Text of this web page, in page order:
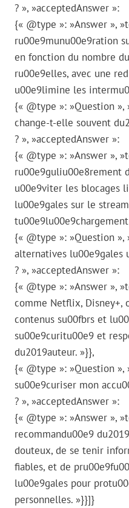
? », »acceptedAnswer »:
{« @type »: »Answer »,
ru00e9munu00e9ration
en fonction du nombre
ru00e9elles, avec une
u00e9limine les
{« @type »: »Question »,
change-t-elle souvent
? », »acceptedAnswer »:
{« @type »: »Answer »,
ru00e9guliu00e8rement
u00e9viter les blocages
lu00e9gales sur le
{« @type »: »Question
alternatives lu00e9gales
? », »acceptedAnswer »:
{« @type »: »Answer »,
comme Netflix, Disney+,
contenus su00fbrs et
su00e9curitu00e9 et
du2019auteur. »}},
{« @type »: »Question »,
su00e9curiser mon
? », »acceptedAnswer »:
{« @type »: »Answer »,
recommandu00e9
douteux, de se tenir
fiables, et de
lu00e9gales pour
personnelles. »}}]}